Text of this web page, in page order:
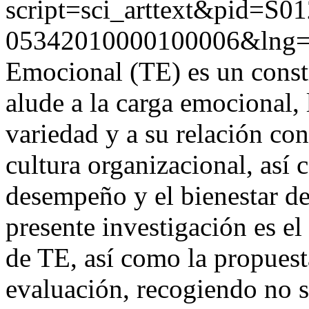
Emocional (TE) es un
alude a la carga
variedad y a su relación
cultura organizacional, así
desempeño y el bienestar
presente investigación es
de TE, así como la
evaluación, recogiendo no